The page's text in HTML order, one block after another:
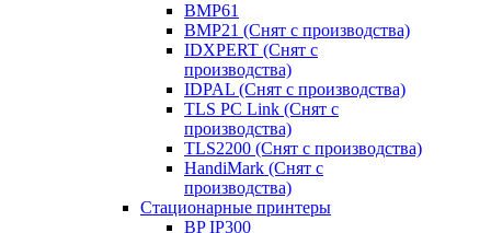
BMP61
BMP21 (Снят с производства)
IDXPERT (Снят с
производства)
IDPAL (Снят с производства)
TLS PC Link (Снят с
производства)
TLS2200 (Снят с производства)
HandiMark (Снят с
производства)
Стационарные принтеры
BP IP300